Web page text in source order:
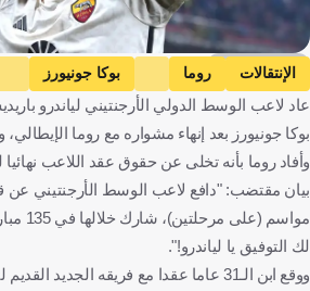
Getty Images
الإنتقالات روما بوكا جونيورز
إيطاليا
كرة قدم
عاد لاعب الوسط الدولي الأرجنتيني لياندرو
بوكا جونيورز بعد إنهاء مشواره مع روما
وأفاد روما بأنه تخلى عن حقوق عقد اللاعب
بيان مقتضب: "دافع لاعب الوسط الأرجنتيني عن
لك التوفيق يا لياندرو!".
ووقع ابن الـ31 عاما عقدا مع فريقه الجديد